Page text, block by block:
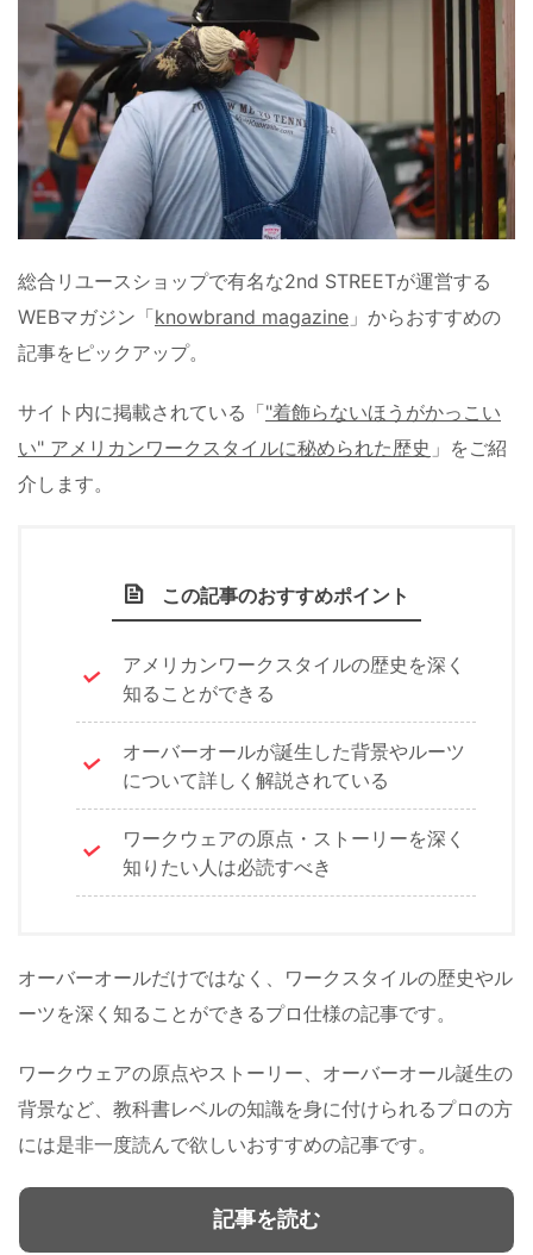
総合リユースショップで有名な2nd STREETが運営する
WEBマガジン「knowbrand magazine 」からおすすめの
記事をピックアップ。
サイト内に掲載されている「"着飾らないほうがかっこい
い" アメリカンワークスタイルに秘められた歴史 」をご紹
介します。
この記事のおすすめポイント
アメリカンワークスタイルの歴史を深く
知ることができる
オーバーオールが誕生した背景やルーツ
について詳しく解説されている
ワークウェアの原点・ストーリーを深く
知りたい人は必読すべき
オーバーオールだけではなく、ワークスタイルの歴史やル
ーツを深く知ることができるプロ仕様の記事です。
ワークウェアの原点やストーリー、オーバーオール誕生の
背景など、教科書レベルの知識を身に付けられるプロの方
には是非一度読んで欲しいおすすめの記事です。
記事を読む